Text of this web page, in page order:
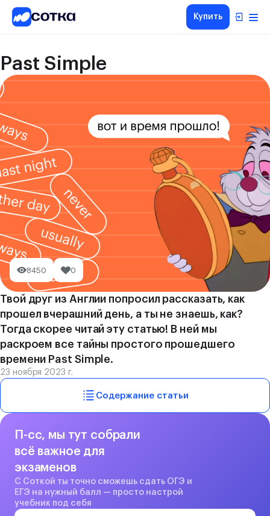
Купить
Past Simple
8450 0
Твой друг из Англии попросил рассказать, как
прошел вчерашний день, а ты не знаешь, как?
Тогда скорее читай эту статью! В ней мы
раскроем все тайны простого прошедшего
времени Past Simple.
23 ноября 2023 г.
Содержание статьи
П-сс, мы тут собрали
всё важное для
экзаменов
С Соткой ты точно сможешь сдать ОГЭ и
ЕГЭ на нужный балл — просто настрой
учебник под себя